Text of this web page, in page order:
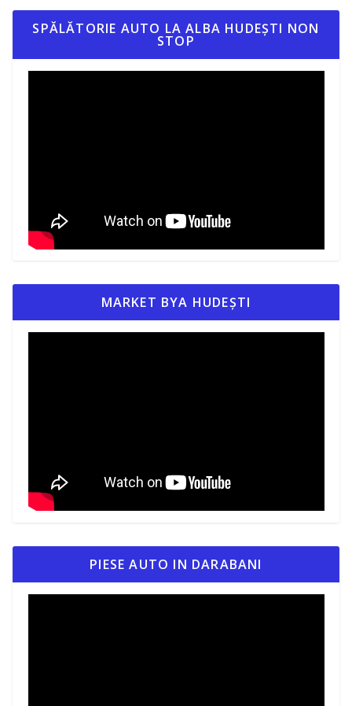
SPĂLĂTORIE AUTO LA ALBA HUDEȘTI NON
STOP
MARKET BYA HUDEȘTI
PIESE AUTO IN DARABANI